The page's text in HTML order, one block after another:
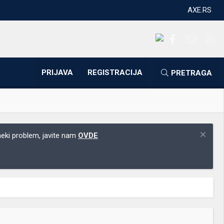
AXE.RS
PRIJAVA REGISTRACIJA PRETRAGA
problem, javite nam OVDE